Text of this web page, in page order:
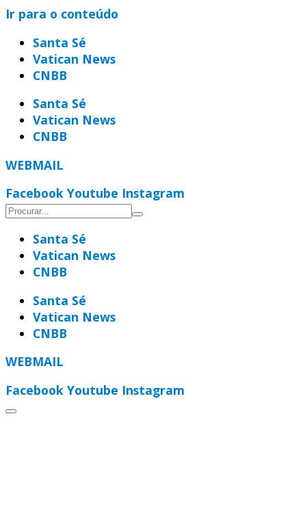
Ir para o conteúdo
Santa Sé
Vatican News
CNBB
Santa Sé
Vatican News
CNBB
WEBMAIL
Facebook Youtube Instagram
Santa Sé
Vatican News
CNBB
Santa Sé
Vatican News
CNBB
WEBMAIL
Facebook Youtube Instagram